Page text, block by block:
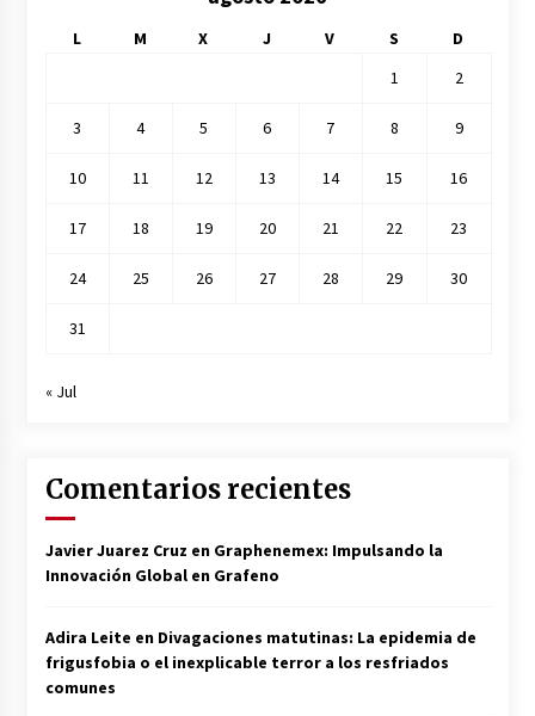
L M X J V S
D
1
2
3 4 5 6 7 8 9
10 11 12 13 14 15 16
17 18 19 20 21 22 23
24 25 26 27 28 29 30
31
« Jul
Comentarios recientes
Javier Juarez Cruz en Graphenemex: Impulsando la
Innovación Global en Grafeno
Adira Leite en Divagaciones matutinas: La epidemia de
frigusfobia o el inexplicable terror a los resfriados
comunes